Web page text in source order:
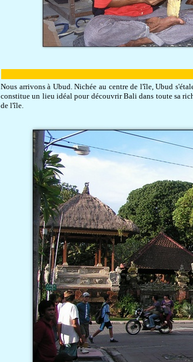
Nous arrivons à Ubud. Nichée au centre de l'île, Ubud
constitue un lieu idéal pour découvrir Bali dans toute sa
de l'île.